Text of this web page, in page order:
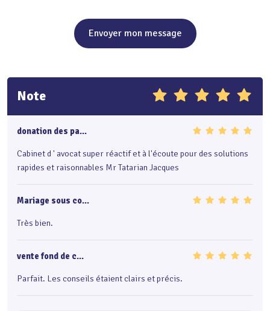
Envoyer mon message
Note
donation des pa...
Cabinet d ' avocat super réactif et à l'écoute pour des solutions
rapides et raisonnables Mr Tatarian Jacques
Mariage sous co...
Très bien.
vente fond de c...
Parfait. Les conseils étaient clairs et précis.